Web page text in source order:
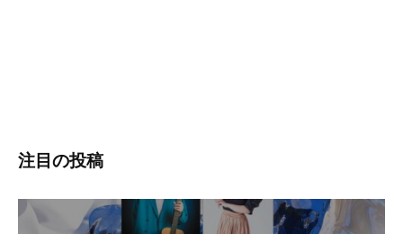
注目の投稿